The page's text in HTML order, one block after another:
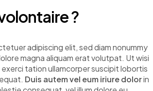
?
adipiscing elit, sed diam nonummy
magna aliquam erat volutpat. Ut wisi
exerci tation ullamcorper suscipit lobortis
Duis autem vel eum iriure dolorin